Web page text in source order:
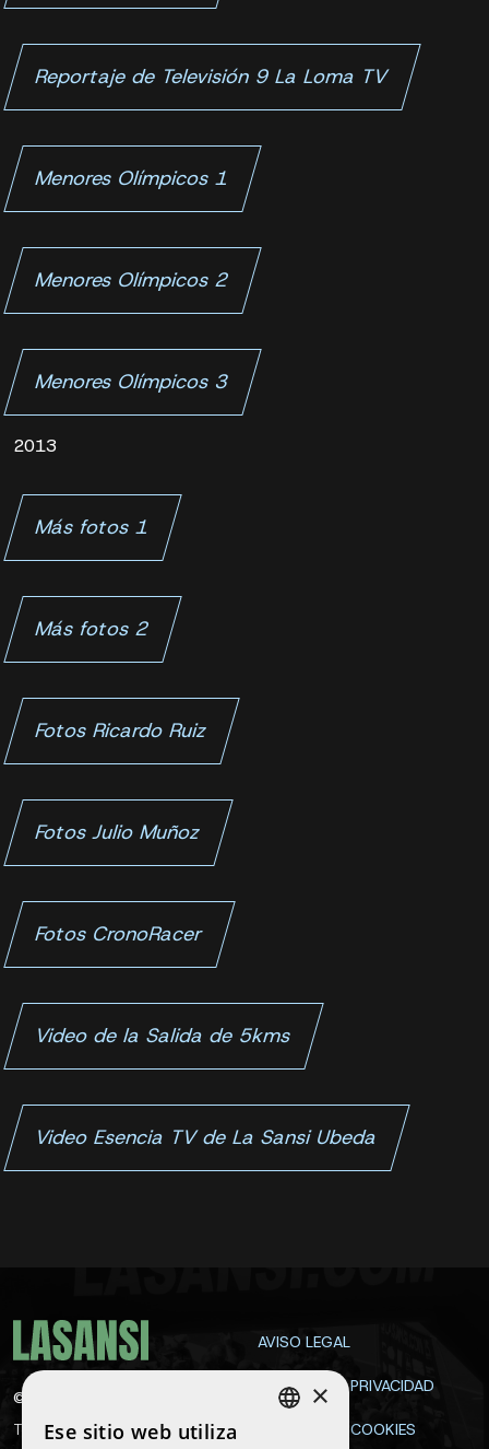
Reportaje de Televisión 9 La Loma TV
Menores Olímpicos 1
Menores Olímpicos 2
Menores Olímpicos 3
2013
Más fotos 1
Más fotos 2
Fotos Ricardo Ruiz
Fotos Julio Muñoz
Fotos CronoRacer
Video de la Salida de 5kms
Video Esencia TV de La Sansi Ubeda
©
Todos los derechos
AVISO LEGAL
POLÍTICA DE PRIVACIDAD
POLÍTICA DE COOKIES
×
Ese sitio web utiliza